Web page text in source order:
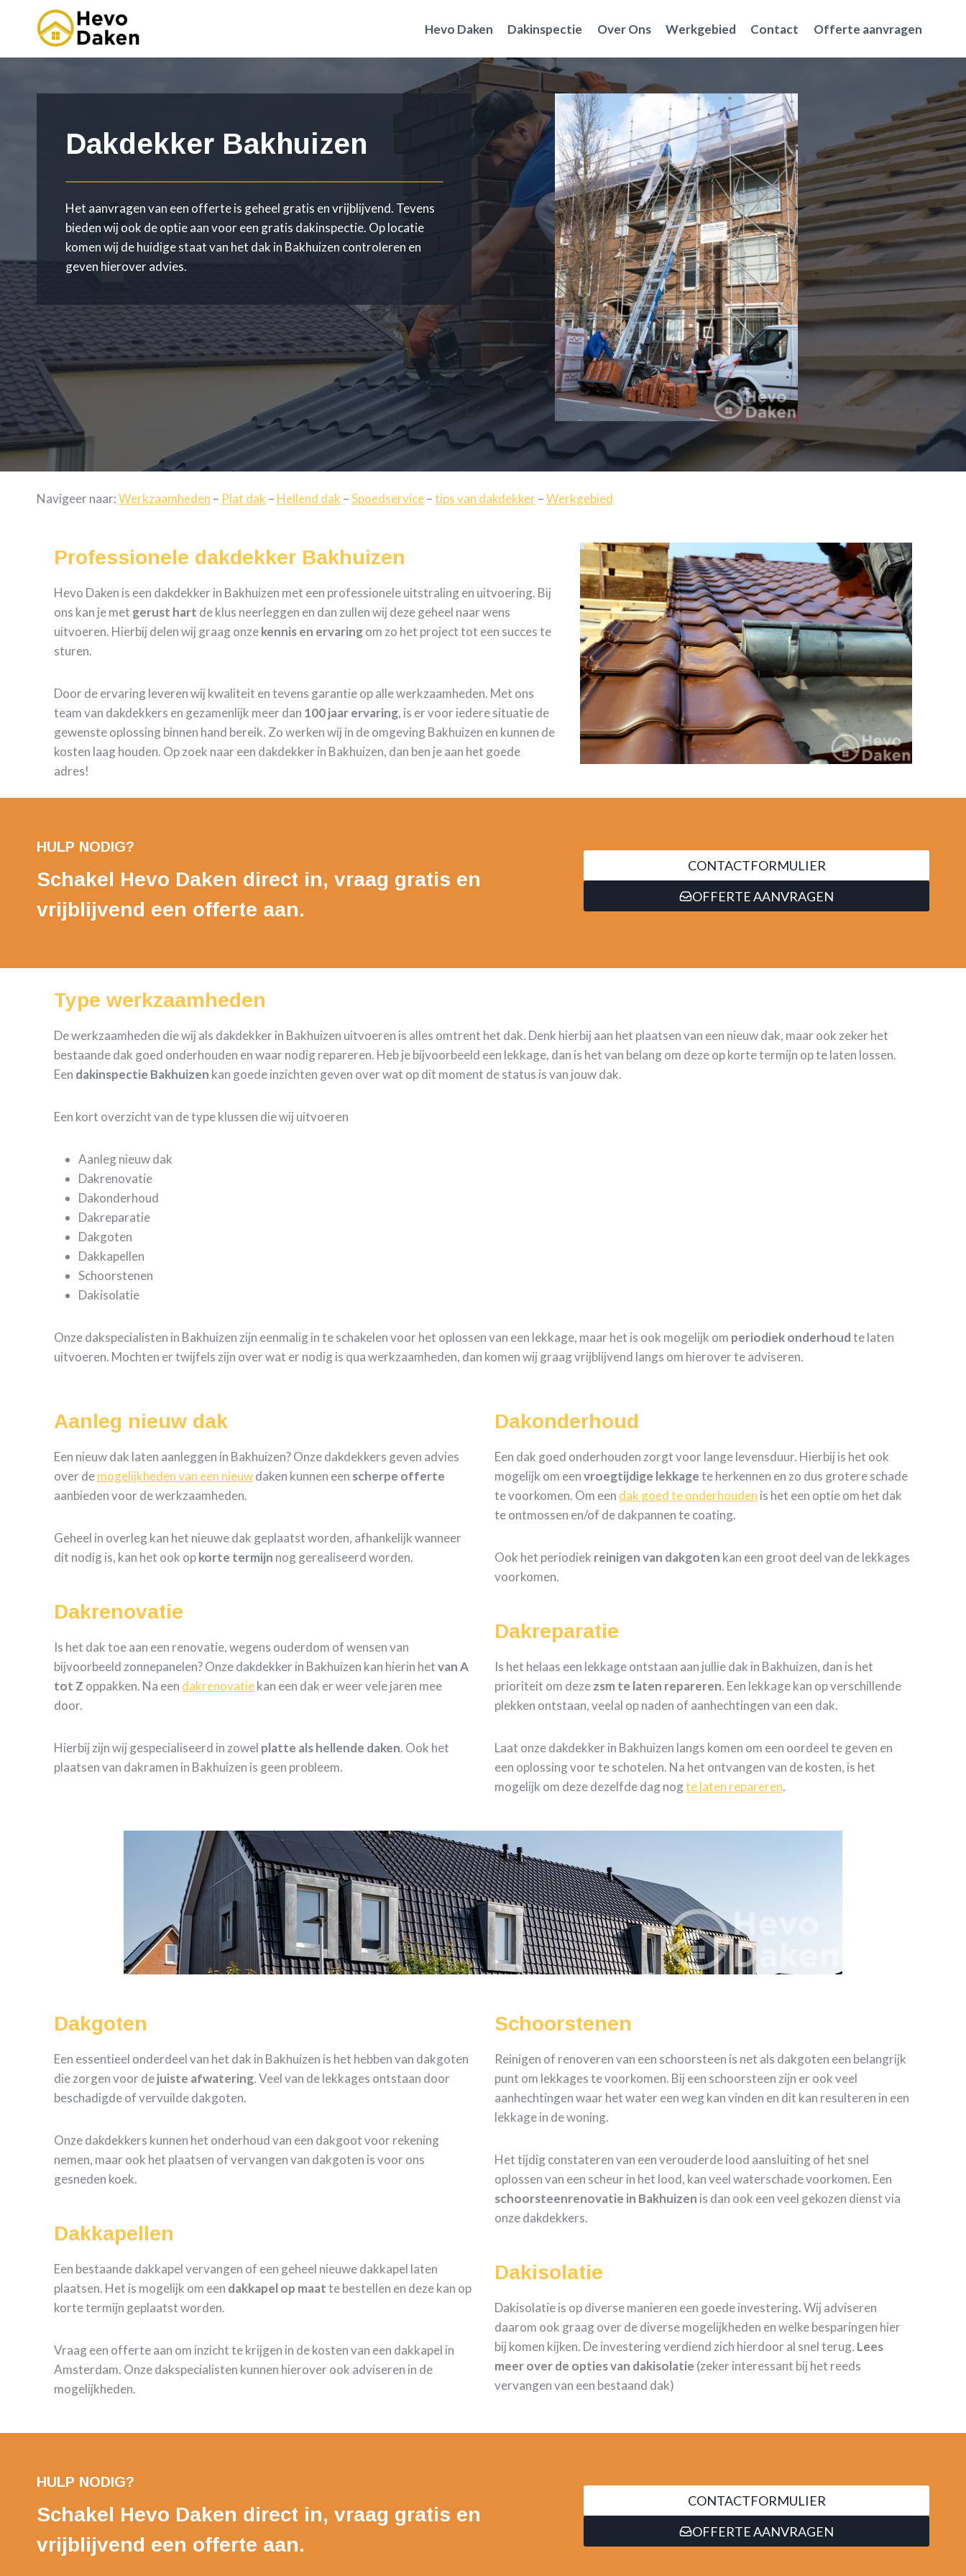
Doorgaan
Hevo Daken Dakinspectie Over Ons Werkgebied Contact Offerte aanvragen
Dakdekker Bakhuizen
Het aanvragen van een offerte is geheel gratis en vrijblijvend. Tevens
bieden wij ook de optie aan voor een gratis dakinspectie. Op locatie
komen wij de huidige staat van het dak in Bakhuizen controleren en
geven hierover advies.
Navigeer naar:Werkzaamheden – Plat dak – Hellend dak –Spoedservice–tips van dakdekker–Werkgebied
Professionele dakdekker Bakhuizen
Hevo Daken is een dakdekker in Bakhuizen met een professionele uitstraling en uitvoering. Bij
ons kan je met gerust hart de klus neerleggen en dan zullen wij deze geheel naar wens
uitvoeren. Hierbij delen wij graag onzekennis en ervaringom zo het project tot een succes te
sturen.
Door de ervaring leveren wij kwaliteit en tevens garantie op alle werkzaamheden. Met ons
team van dakdekkers en gezamenlijk meer dan 100 jaar ervaring, is er voor iedere situatie de
gewenste oplossing binnen hand bereik. Zo werken wij in de omgeving Bakhuizen en kunnen de
kosten laag houden. Op zoek naar een dakdekker in Bakhuizen, dan ben je aan het goede
adres!
HULP NODIG?
Schakel Hevo Daken direct in, vraag gratis en
vrijblijvend een offerte aan.
CONTACTFORMULIER
OFFERTE AANVRAGEN
Type werkzaamheden
De werkzaamheden die wij als dakdekker in Bakhuizen uitvoeren is alles omtrent het dak. Denk hierbij aan het plaatsen van een nieuw dak, maar ook zeker het
bestaande dak goed onderhouden en waar nodig repareren. Heb je bijvoorbeeld een lekkage, dan is het van belang om deze op korte termijn op te laten lossen.
Een dakinspectie Bakhuizen kan goede inzichten geven over wat op dit moment de status is van jouw dak.
Een kort overzicht van de type klussen die wij uitvoeren
Aanleg nieuw dak
Dakrenovatie
Dakonderhoud
Dakreparatie
Dakgoten
Dakkapellen
Schoorstenen
Dakisolatie
Onze dakspecialisten in Bakhuizen zijn eenmalig in te schakelen voor het oplossen van een lekkage, maar het is ook mogelijk om periodiekonderhoudte laten
uitvoeren. Mochten er twijfels zijn over wat er nodig is qua werkzaamheden, dan komen wij graag vrijblijvend langs om hierover te adviseren.
Aanleg nieuw dak
Een nieuw dak laten aanleggen in Bakhuizen? Onze dakdekkers geven advies
over demogelijkheden van een nieuwdaken kunnen een scherpe offerte
aanbieden voor de werkzaamheden.
Geheel in overleg kan het nieuwe dak geplaatst worden, afhankelijk wanneer
dit nodig is, kan het ook opkorte termijn nog gerealiseerd worden.
Dakrenovatie
Is het dak toe aan een renovatie, wegens ouderdom of wensen van
bijvoorbeeld zonnepanelen? Onze dakdekker in Bakhuizen kan hierin hetvan A
tot Z oppakken. Na een dakrenovatiekan een dak er weer vele jaren mee
door.
Hierbij zijn wij gespecialiseerd in zowel platte als hellende daken. Ook het
plaatsen van dakramen in Bakhuizen is geen probleem.
Dakonderhoud
Een dak goed onderhouden zorgt voor lange levensduur. Hierbij is het ook
mogelijk om eenvroegtijdige lekkagete herkennen en zo dus grotere schade
te voorkomen. Om een dak goed te onderhouden is het een optie om het dak
te ontmossen en/of de dakpannen te coating.
Ook het periodiek reinigen van dakgoten kan een groot deel van de lekkages
voorkomen.
Dakreparatie
Is het helaas een lekkage ontstaan aan jullie dak in Bakhuizen, dan is het
prioriteit om dezezsm te laten repareren. Een lekkage kan op verschillende
plekken ontstaan, veelal op naden of aanhechtingen van een dak.
Laat onze dakdekker in Bakhuizen langs komen om een oordeel te geven en
een oplossing voor te schotelen. Na het ontvangen van de kosten, is het
mogelijk om deze dezelfde dag nogte laten repareren.
Dakgoten
Een essentieel onderdeel van het dak in Bakhuizen is het hebben van dakgoten
die zorgen voor dejuiste afwatering. Veel van de lekkages ontstaan door
beschadigde of vervuilde dakgoten.
Onze dakdekkers kunnen het onderhoud van een dakgoot voor rekening
nemen, maar ook het plaatsen of vervangen van dakgoten is voor ons
gesneden koek.
Dakkapellen
Een bestaande dakkapel vervangen of een geheel nieuwe dakkapel laten
plaatsen. Het is mogelijk om een dakkapel op maatte bestellen en deze kan op
korte termijn geplaatst worden.
Vraag een offerte aan om inzicht te krijgen in de kosten van een dakkapel in
Amsterdam. Onze dakspecialisten kunnen hierover ook adviseren in de
mogelijkheden.
Schoorstenen
Reinigen of renoveren van een schoorsteen is net als dakgoten een belangrijk
punt om lekkages te voorkomen. Bij een schoorsteen zijn er ook veel
aanhechtingen waar het water een weg kan vinden en dit kan resulteren in een
lekkage in de woning.
Het tijdig constateren van een verouderde lood aansluiting of het snel
oplossen van een scheur in het lood, kan veel waterschade voorkomen. Een
schoorsteenrenovatie in Bakhuizen is dan ook een veel gekozen dienst via
onze dakdekkers.
Dakisolatie
Dakisolatie is op diverse manieren een goede investering. Wij adviseren
daarom ook graag over de diverse mogelijkheden en welke besparingen hier
bij komen kijken. De investering verdiend zich hierdoor al snel terug. Lees
meer over de opties van dakisolatie (zeker interessant bij het reeds
vervangen van een bestaand dak)
HULP NODIG?
Schakel Hevo Daken direct in, vraag gratis en
vrijblijvend een offerte aan.
CONTACTFORMULIER
OFFERTE AANVRAGEN